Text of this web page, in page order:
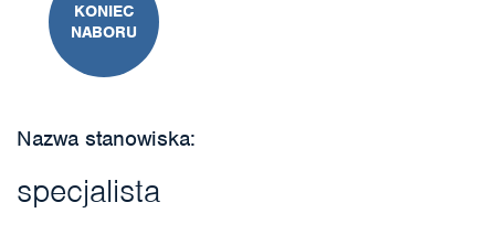
KONIEC
NABORU
Nazwa stanowiska:
specjalista